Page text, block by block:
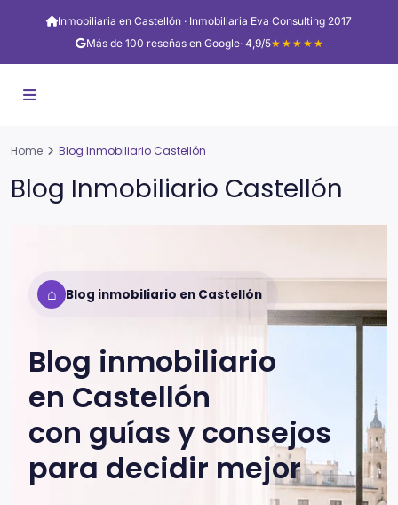
Inmobiliaria en Castellón · Inmobiliaria Eva Consulting 2017
Más de 100 reseñas en Google· 4,9/5★★★★★
Home Blog Inmobiliario Castellón
Blog Inmobiliario Castellón
⌂ Blog inmobiliario en Castellón
Blog inmobiliario
en Castellón
con guías y consejos
para decidir mejor